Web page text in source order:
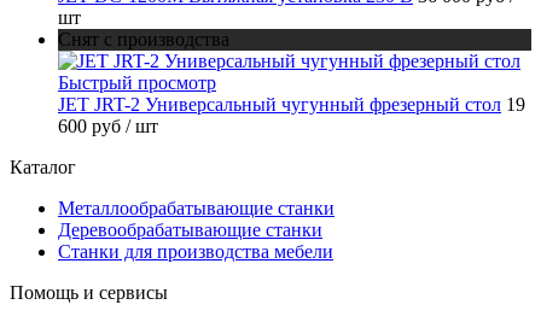
шт
Снят с производства
Быстрый просмотр
JET JRT-2 Универсальный чугунный фрезерный стол 19
600 руб / шт
Каталог
Металлообрабатывающие станки
Деревообрабатывающие станки
Станки для производства мебели
Помощь и сервисы